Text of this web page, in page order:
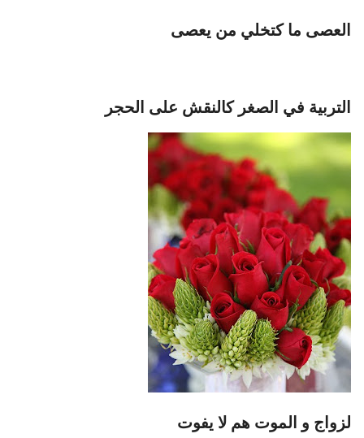
العصى ما كتخلي من يعصى
التربية في الصغر كالنقش على الحجر
لزواج و الموت هم لا يفوت